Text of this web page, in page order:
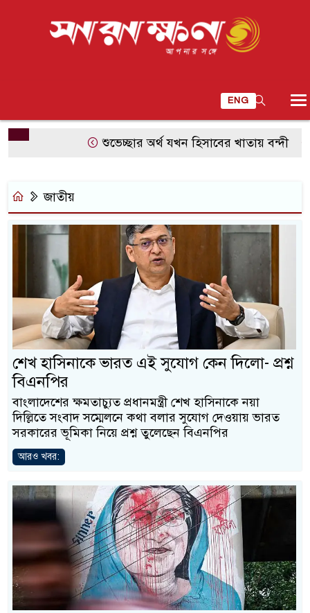
ENG
শুভেচ্ছার অর্থ যখন হিসাবের খাতায় বন্দী
জাতীয়
শেখ হাসিনাকে ভারত এই সুযোগ কেন দিলো- প্রশ্ন
বিএনপির
বাংলাদেশের ক্ষমতাচ্যুত প্রধানমন্ত্রী শেখ হাসিনাকে নয়া
দিল্লিতে সংবাদ সম্মেলনে কথা বলার সুযোগ দেওয়ায় ভারত
সরকারের ভূমিকা নিয়ে প্রশ্ন তুলেছেন বিএনপির
আরও খবর: